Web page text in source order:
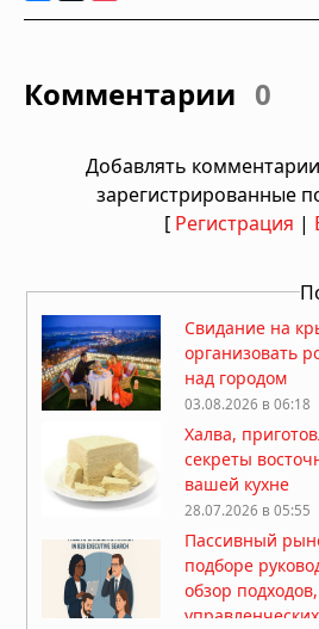
Комментарии 0
Добавлять
зарегистрированные
[ Регистрация |
Свидание на
организовать
над городом
03.08.2026 в 06:18
Халва,
секреты
вашей кухне
28.07.2026 в 05:55
Пассивный
подборе
обзор